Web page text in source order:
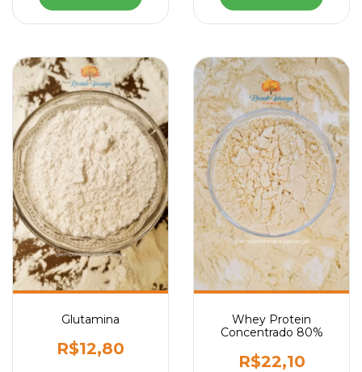
Glutamina
R$12,80
Whey Protein
Concentrado 80%
R$22,10